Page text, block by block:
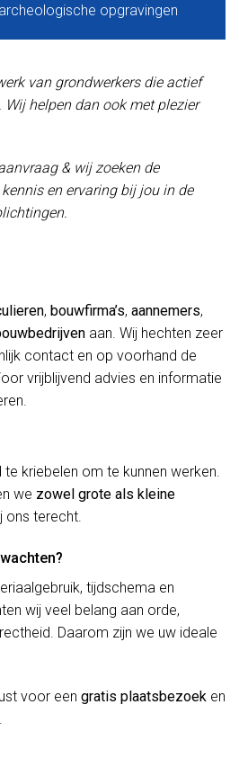
opgravingen
van grondwerkers die actief
helpen dan ook met plezier
& wij zoeken de
en ervaring bij jou in de
, bouwfirma’s, aannemers,
aan. Wij hechten zeer
contact en op voorhand de
vrijblijvend advies en informatie
te kriebelen om te kunnen werken.
we zowel grote als kleine
ons terecht.
tijdschema en
wij veel belang aan orde,
Daarom zijn we uw ideale
voor een gratis plaatsbezoek en